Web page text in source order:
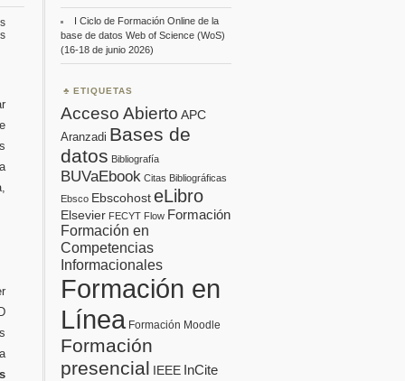
en
I Ciclo de Formación Online de la
base de datos Web of Science (WoS)
(16-18 de junio 2026)
ETIQUETAS
Acceso Abierto APC
Aranzadi Bases de
datos Bibliografía
BUVaEbook Citas Bibliográficas
Ebsco EbscohosteLibro
Elsevier FECYT Flow Formación
Formación en
Competencias
Informacionales
Formación en
Línea Formación Moodle
Formación
presencial IEEE InCite